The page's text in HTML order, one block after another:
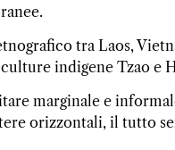
tra Laos,
indigene Tzao e
marginale e
orizzontali, il tutto